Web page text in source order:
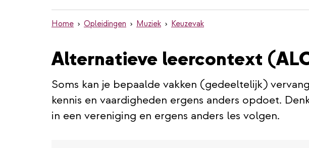
Home Opleidingen Muziek Keuzevak
Alternatieve leercontext
Soms kan je bepaalde vakken (gedeeltelijk)
kennis en vaardigheden ergens anders opdoet.
in een vereniging en ergens anders les volgen.